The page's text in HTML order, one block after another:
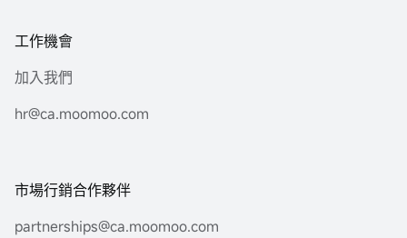
工作機會
加入我們
hr@ca.moomoo.com
市場行銷合作夥伴
partnerships@ca.moomoo.com